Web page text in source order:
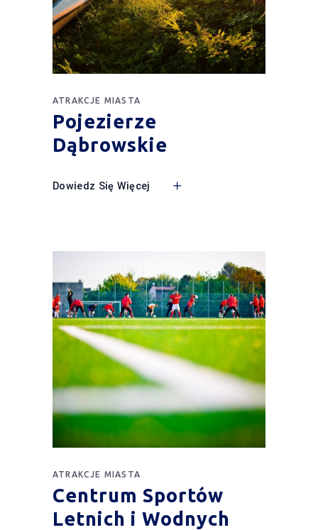
ATRAKCJE MIASTA
Pojezierze
Dąbrowskie
Dowiedz Się Więcej
ATRAKCJE MIASTA
Centrum Sportów
Letnich i Wodnych